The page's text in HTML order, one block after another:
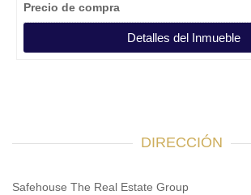
Precio de compra
Detalles del Inmueble
DIRECCIÓN
Safehouse The Real Estate Group